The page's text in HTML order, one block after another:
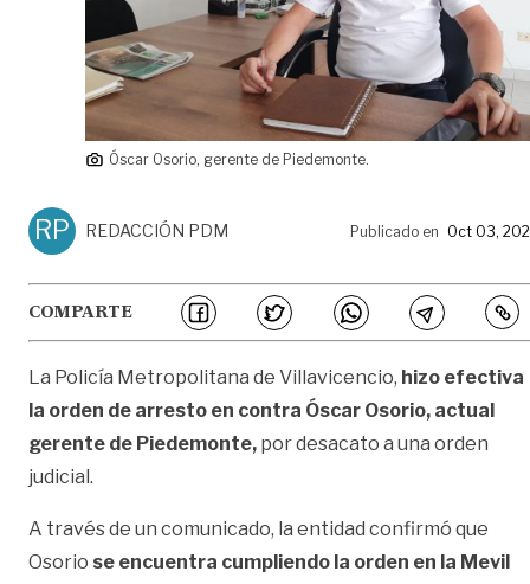
Óscar Osorio, gerente de Piedemonte.
RP REDACCIÓN PDM Publicado en Oct 03,
COMPARTE
La Policía Metropolitana de Villavicencio, hizo efectiva
la orden de arresto en contra Óscar Osorio, actual
gerente de Piedemonte, por desacato a una orden
judicial.
A través de un comunicado, la entidad confirmó que
Osorio se encuentra cumpliendo la orden en la Mevil